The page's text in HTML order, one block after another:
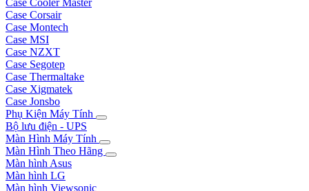
Case Corsair
Case Montech
Case MSI
Case NZXT
Case Segotep
Case Thermaltake
Case Xigmatek
Case Jonsbo
Phụ Kiện Máy Tính
Bộ lưu điện - UPS
Màn Hình Máy Tính
Màn Hình Theo Hãng
Màn hình Asus
Màn hình LG
Màn hình Viewsonic